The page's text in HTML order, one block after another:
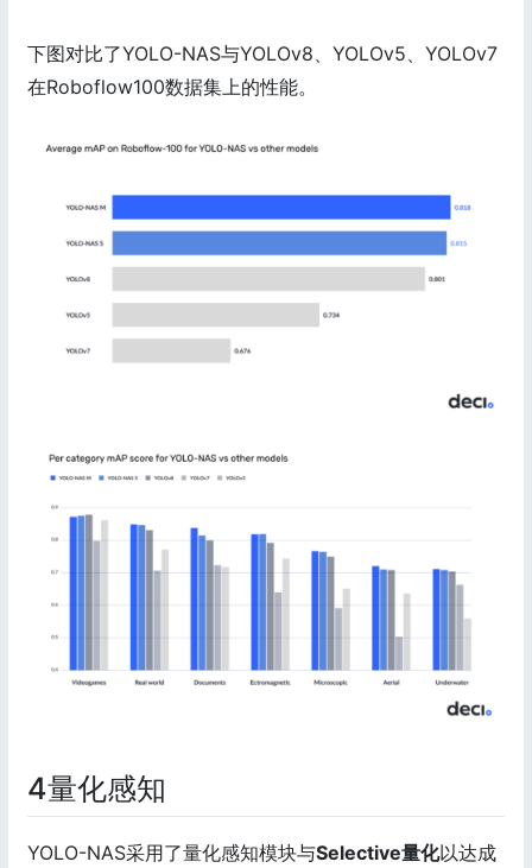
下图对比了YOLO-NAS与YOLOv8、YOLOv5、YOLOv7
在Roboflow100数据集上的性能。
4量化感知
YOLO-NAS采用了量化感知模块与Selective量化以达成